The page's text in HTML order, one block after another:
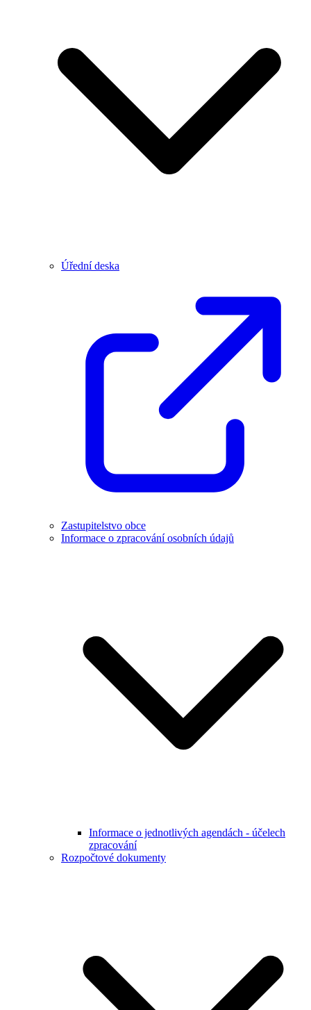
Úřední deska
Zastupitelstvo obce
Informace o zpracování osobních údajů
Informace o jednotlivých agendách - účelech
zpracování
Rozpočtové dokumenty